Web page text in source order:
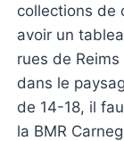
collections de
avoir un
rues de
dans le
de 14-18, il
la BMR